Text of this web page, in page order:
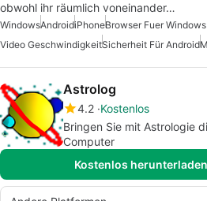
obwohl ihr räumlich voneinander…
WindowsAndroidiPhoneBrowser Fuer
Video GeschwindigkeitSicherheit Für Android
Astrolog
4.2 Kostenlos
Bringen Sie mit Astrologie
Computer
Kostenlos